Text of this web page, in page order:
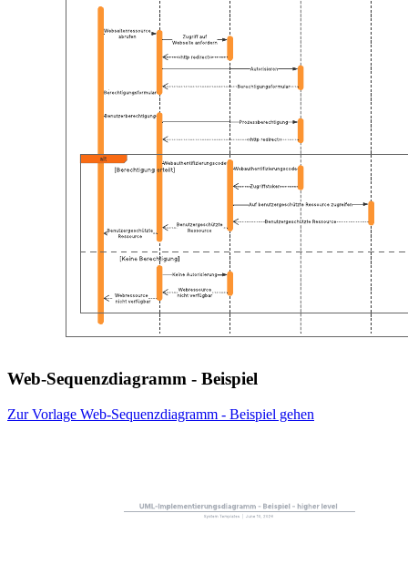
Web-Sequenzdiagramm - Beispiel
Zur Vorlage Web-Sequenzdiagramm - Beispiel gehen